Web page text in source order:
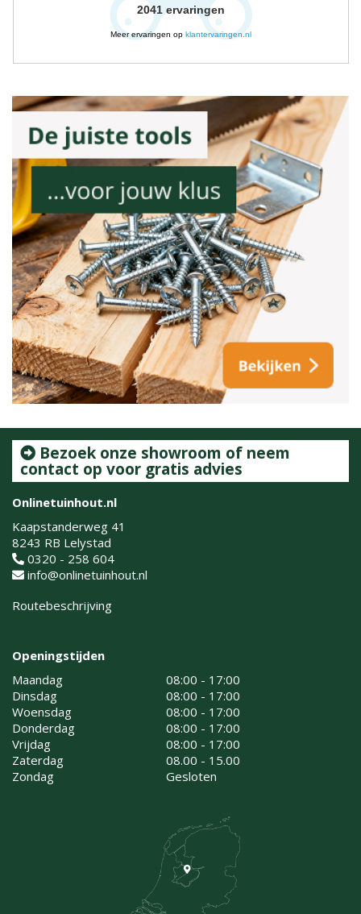
2041 ervaringen
Meer ervaringen op klantervaringen.nl
Bezoek onze showroom of neem
contact op voor gratis advies
Onlinetuinhout.nl
Kaapstanderweg 41
8243 RB Lelystad
0320 - 258 604
info@onlinetuinhout.nl
Routebeschrijving
Openingstijden
Maandag
08:00 - 17:00
Dinsdag
08:00 - 17:00
Woensdag
08:00 - 17:00
Donderdag
08:00 - 17:00
Vrijdag
08:00 - 17:00
Zaterdag
08.00 - 15.00
Zondag
Gesloten